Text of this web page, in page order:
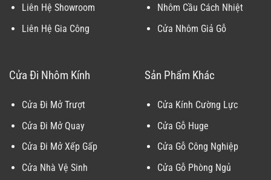
Liên Hệ Showroom
Liên Hệ Gia Công
Nhôm Cầu Cách Nhiệt
Cửa Nhôm Giả Gỗ
Cửa Đi Nhôm Kính
Cửa Đi Mở Trượt
Cửa Đi Mở Quay
Cửa Đi Mở Xếp Gấp
Cửa Nhà Vệ Sinh
Sản Phẩm Khác
Cửa Kính Cường Lực
Cửa Gỗ Huge
Cửa Gỗ Công Nghiệp
Cửa Gỗ Phòng Ngủ